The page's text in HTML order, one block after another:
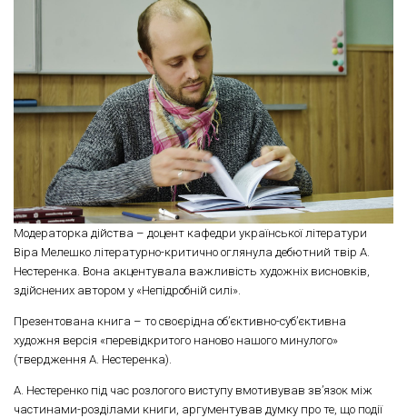
Модераторка дійства – доцент кафедри української літератури
Віра Мелешко літературно-критично оглянула дебютний твір А.
Нестеренка. Вона акцентувала важливість художніх висновків,
здійснених автором у «Непідробній силі».
Презентована книга – то своєрідна об’єктивно-суб’єктивна
художня версія «перевідкритого наново нашого минулого»
(твердження А. Нестеренка).
А. Нестеренко під час розлогого виступу вмотивував зв’язок між
частинами-розділами книги, аргументував думку про те, що події